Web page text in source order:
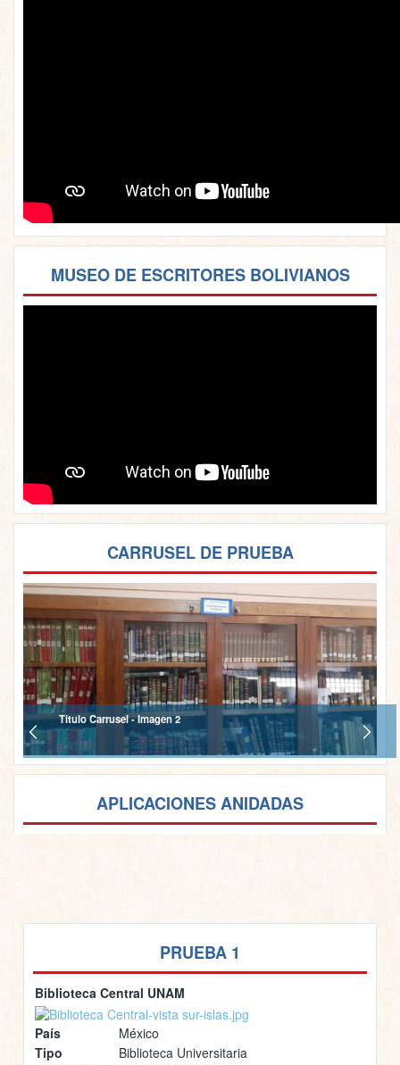
MUSEO DE ESCRITORES BOLIVIANOS
CARRUSEL DE PRUEBA
Titulo Carrusel - Imagen 2
APLICACIONES ANIDADAS
PRUEBA 1
Biblioteca Central UNAM
País
México
Tipo
Biblioteca Universitaria